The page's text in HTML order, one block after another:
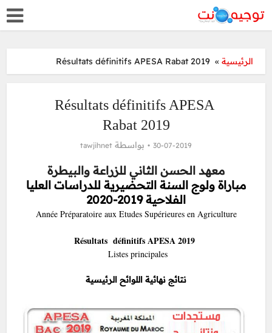
الرئيسية »
Résultats définitifs APESA Rabat 2019
Résultats définitifs APESA
Rabat 2019
30-07-2019 بواسطة tawjihnet
معهد الحسن الثاني للزراعة والبيطرة
مباراة ولوج السنة التحضيرية للدراسات العليا
الفلاحية 2019-2020
Année Préparatoire aux Etudes Supérieures en Agriculture
définitifsAPESA 2019
Listes principales
نتائج نهائية اللوائح الرئيسية